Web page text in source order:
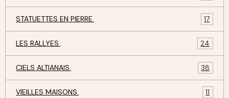
STATUETTES EN PIERRE. 17
LES RALLYES. 24
CIELS ALTIANAIS. 38
VIEILLES MAISONS. 11